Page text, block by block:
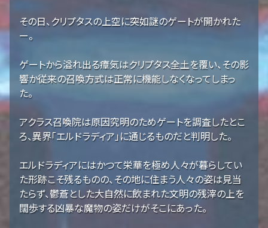
その日、クリプタスの上空に突如謎のゲートが開かれた
ー。
ゲートから溢れ出る瘴気はクリプタス全土を覆い、その影
響か従来の召喚方式は正常に機能しなくなってしまっ
た。
アクラス召喚院は原因究明のためゲートを調査したとこ
ろ、異界「エルドラディア」に通じるものだと判明した。
エルドラディアにはかつて栄華を極め人々が暮らしてい
た形跡こそ残るものの、その地に住まう人々の姿は見当
たらず、鬱蒼とした大自然に飲まれた文明の残滓の上を
闊歩する凶暴な魔物の姿だけがそこにあった。